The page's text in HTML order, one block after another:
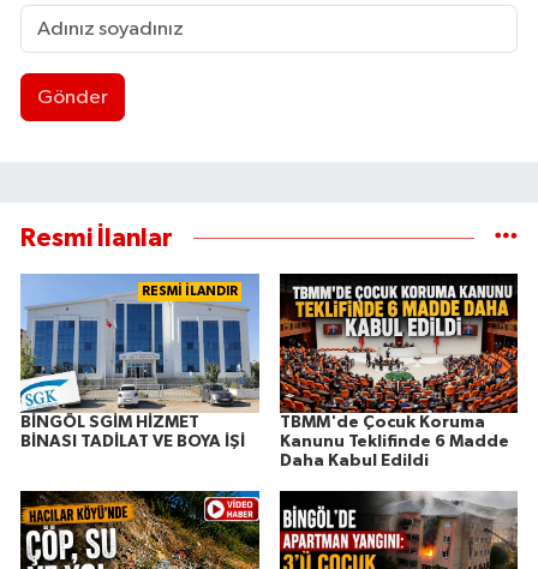
Gönder
Resmi İlanlar
RESMİ İLANDIR
BİNGÖL SGİM HİZMET
BİNASI TADİLAT VE BOYA İŞİ
TBMM'de Çocuk Koruma
Kanunu Teklifinde 6 Madde
Daha Kabul Edildi